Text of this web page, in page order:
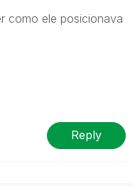
como ele posicionava
Reply